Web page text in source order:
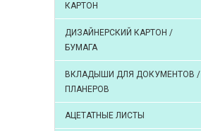
КАРТОН
ДИЗАЙНЕРСКИЙ КАРТОН /
БУМАГА
ВКЛАДЫШИ ДЛЯ ДОКУМЕНТОВ /
ПЛАНЕРОВ
АЦЕТАТНЫЕ ЛИСТЫ